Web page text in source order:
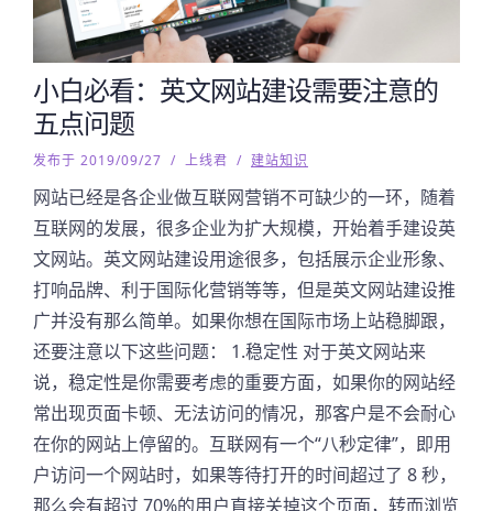
小白必看：英文网站建设需要注意的
五点问题
发布于 2019/09/27 / 上线君 / 建站知识
网站已经是各企业做互联网营销不可缺少的一环，随着
互联网的发展，很多企业为扩大规模，开始着手建设英
文网站。英文网站建设用途很多，包括展示企业形象、
打响品牌、利于国际化营销等等，但是英文网站建设推
广并没有那么简单。如果你想在国际市场上站稳脚跟，
还要注意以下这些问题： 1.稳定性 对于英文网站来
说，稳定性是你需要考虑的重要方面，如果你的网站经
常出现页面卡顿、无法访问的情况，那客户是不会耐心
在你的网站上停留的。互联网有一个“八秒定律”，即用
户访问一个网站时，如果等待打开的时间超过了 8 秒，
那么会有超过 70%的用户直接关掉这个页面，转而浏览